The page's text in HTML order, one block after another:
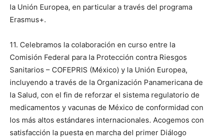
la Unión Europea, en particular a través del programa
Erasmus+.
11. Celebramos la colaboración en curso entre la
Comisión Federal para la Protección contra Riesgos
Sanitarios – COFEPRIS (México) y la Unión Europea,
incluyendo a través de la Organización Panamericana de
la Salud, con el fin de reforzar el sistema regulatorio de
medicamentos y vacunas de México de conformidad con
los más altos estándares internacionales. Acogemos con
satisfacción la puesta en marcha del primer Diálogo